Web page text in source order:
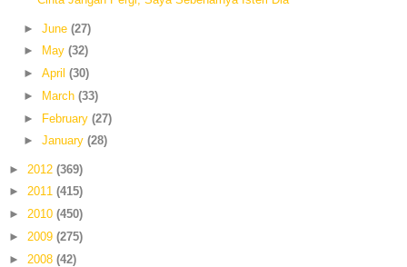
► June (27)
►
May (32)
► April (30)
►
March (33)
► February (27)
► January (28)
► 2012 (369)
► 2011 (415)
► 2010 (450)
► 2009 (275)
► 2008 (42)